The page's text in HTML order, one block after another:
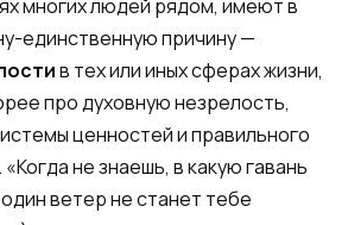
многих людей рядом, имеют в
единственную причину —
в тех или иных сферах жизни,
про духовную незрелость,
ценностей и правильного
не знаешь, в какую гавань
ветер не станет тебе